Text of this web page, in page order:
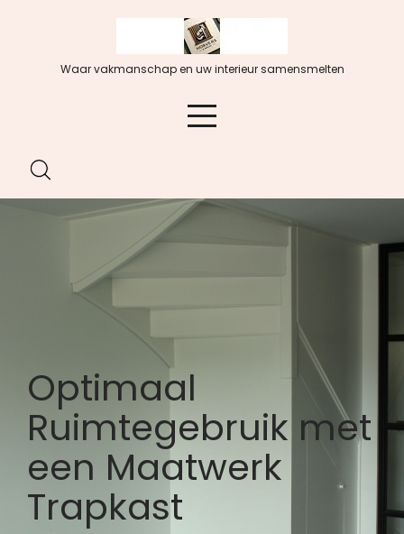
Waar vakmanschap en uw interieur samensmelten
Optimaal
Ruimtegebruik met
een Maatwerk
Trapkast